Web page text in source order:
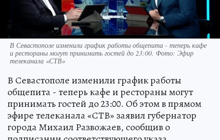
В Севастополе изменили график работы общепита - теперь кафе
и рестораны могут принимать гостей до 23:00. Фото: Эфир
телеканала «СТВ»
В Севастополе изменили график работы
общепита - теперь кафе и рестораны могут
принимать гостей до 23:00. Об этом в прямом
эфире телеканала «СТВ» заявил губернатор
города Михаил Развожаев, сообщив о